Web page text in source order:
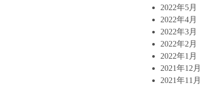
2022年5月
2022年4月
2022年3月
2022年2月
2022年1月
2021年12月
2021年11月